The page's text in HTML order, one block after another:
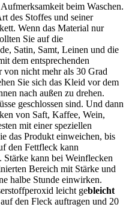
beim Waschen.
des Stoffes und seiner
Wenn das Material nur
Sie auf die
Satin, Samt, Leinen und die
dem entsprechenden
von nicht mehr als 30 Grad
Sie sich das Kleid vor dem
nach außen zu drehen.
geschlossen sind. Und dann
von Saft, Kaffee, Wein,
mit einer speziellen
das Produkt einweichen, bis
den Fettfleck kann
Stärke kann bei Weinflecken
Bereich mit Stärke und
halbe Stunde einwirken.
leicht gebleicht
den Fleck auftragen und 20